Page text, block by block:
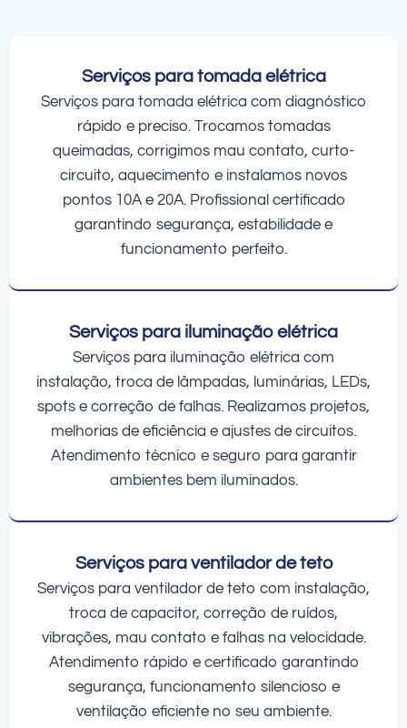
Serviços para tomada elétrica
Serviços para tomada elétrica com diagnóstico
rápido e preciso. Trocamos tomadas
queimadas, corrigimos mau contato, curto-
circuito, aquecimento e instalamos novos
pontos 10A e 20A. Profissional certificado
garantindo segurança, estabilidade e
funcionamento perfeito.
Serviços para iluminação elétrica
Serviços para iluminação elétrica com
instalação, troca de lâmpadas, luminárias, LEDs,
spots e correção de falhas. Realizamos projetos,
melhorias de eficiência e ajustes de circuitos.
Atendimento técnico e seguro para garantir
ambientes bem iluminados.
Serviços para ventilador de teto
Serviços para ventilador de teto com instalação,
troca de capacitor, correção de ruídos,
vibrações, mau contato e falhas na velocidade.
Atendimento rápido e certificado garantindo
segurança, funcionamento silencioso e
ventilação eficiente no seu ambiente.